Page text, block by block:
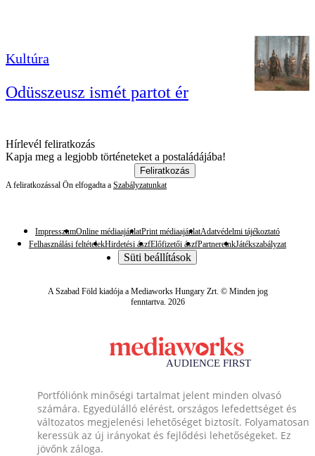
Kultúra
Odüsszeusz ismét partot ér
Hírlevél feliratkozás
Kapja meg a legjobb történeteket a postaládájába!
Feliratkozás
A feliratkozással Ön elfogadta a Szabályzatunkat
ImpresszumOnline médiaajánlatPrint médiaajánlatAdatvédelmi tájékoztató
Felhasználási feltételekHirdetési ászfElőfizetői ászfPartnereinkJátékszabályzat
Süti beállítások
A Szabad Föld kiadója a Mediaworks Hungary Zrt. © Minden jog
fenntartva. 2026
Portfóliónk minőségi tartalmat jelent minden olvasó
számára. Egyedülálló elérést, országos lefedettséget és
változatos megjelenési lehetőséget biztosít. Folyamatosan
keressük az új irányokat és fejlődési lehetőségeket. Ez
jövőnk záloga.